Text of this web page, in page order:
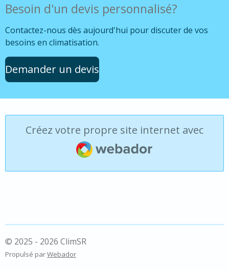
Besoin d'un devis personnalisé?
Contactez-nous dès aujourd'hui pour discuter de vos
besoins en climatisation.
Demander un devis
Créez votre propre site internet avec
Webador
© 2025 - 2026 ClimSR
Propulsé parWebador